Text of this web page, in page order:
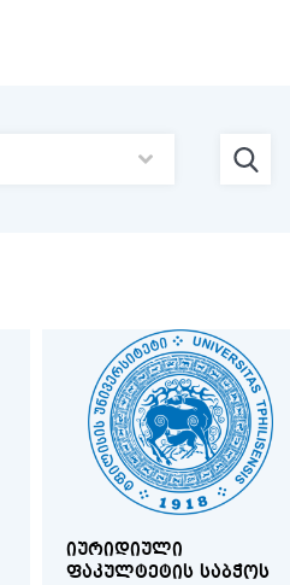
ᲘᲣᲠᲘᲓᲘᲣᲚᲘ
ᲤᲐᲙᲣᲚᲢᲔᲢᲘᲡ ᲡᲐᲑᲭᲝᲡ